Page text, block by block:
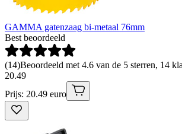
GAMMA gatenzaag bi-metaal 76mm
Best beoordeeld
(14)Beoordeeld met 4.6 van de 5 sterren, 14
20.49
Prijs: 20.49 euro